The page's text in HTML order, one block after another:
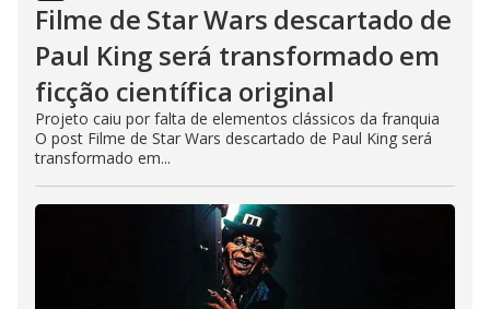
Filme de Star Wars descartado de
Paul King será transformado em
ficção científica original
Projeto caiu por falta de elementos clássicos da franquia
O post Filme de Star Wars descartado de Paul King será
transformado em...